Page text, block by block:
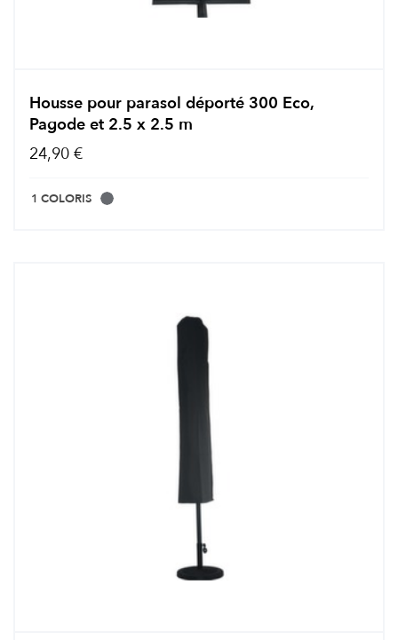
Housse pour parasol déporté 300 Eco,
Pagode et 2.5 x 2.5 m
24,90 €
1 COLORIS